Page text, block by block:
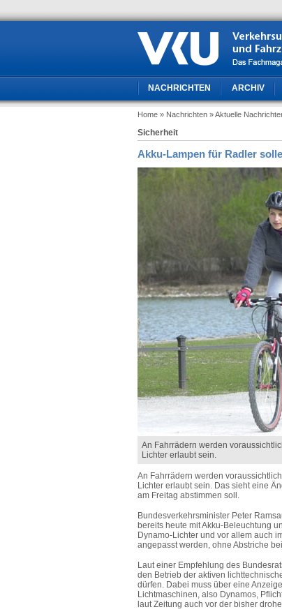
NACHRICHTEN ARCHIV
Home » Nachrichten » Aktuelle
Sicherheit
Akku-Lampen für Radler
An Fahrrädern werden
Lichter erlaubt sein.
An Fahrrädern werden
Lichter erlaubt sein. Das sieht eine
am Freitag abstimmen soll.
Bundesverkehrsminister Peter
bereits heute mit Akku-Beleuchtung
Dynamo-Lichter und vor allem auch
angepasst werden, ohne Abstriche
Laut einer Empfehlung des
den Betrieb der aktiven
dürfen. Dabei muss über eine
Lichtmaschinen, also Dynamos,
laut Zeitung auch vor der bisher